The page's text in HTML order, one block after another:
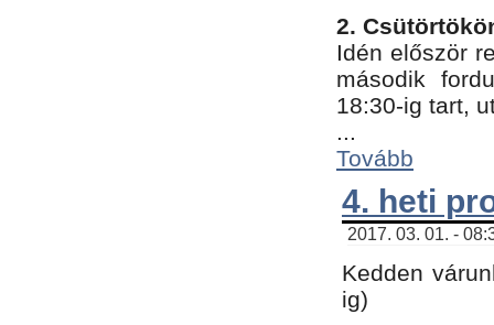
2.
Idén először
második
18:30-ig tart,
...
Tovább
4. heti
2017. 03. 01. -
Kedden
ig)